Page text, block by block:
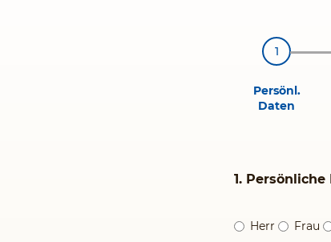
Persönl.
Daten
1. Persönliche
Herr Frau